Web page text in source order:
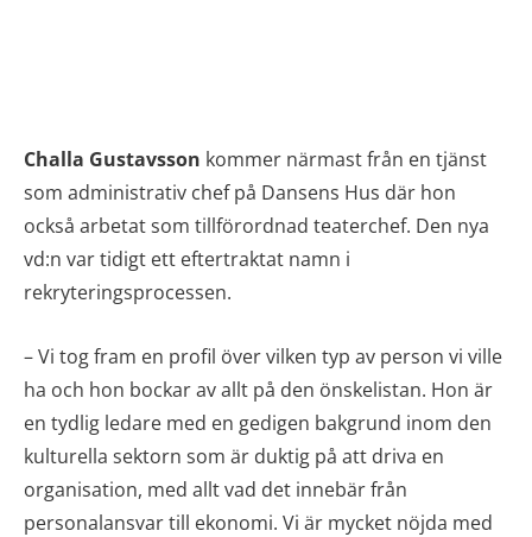
Challa Gustavsson kommer närmast från en tjänst
som administrativ chef på Dansens Hus där hon
också arbetat som tillförordnad teaterchef. Den nya
vd:n var tidigt ett eftertraktat namn i
rekryteringsprocessen.
– Vi tog fram en profil över vilken typ av person vi ville
ha och hon bockar av allt på den önskelistan. Hon är
en tydlig ledare med en gedigen bakgrund inom den
kulturella sektorn som är duktig på att driva en
organisation, med allt vad det innebär från
personalansvar till ekonomi. Vi är mycket nöjda med